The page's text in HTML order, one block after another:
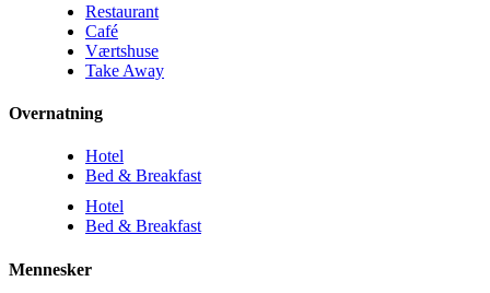
Restaurant
Café
Værtshuse
Take Away
Overnatning
Hotel
Bed & Breakfast
Hotel
Bed & Breakfast
Mennesker